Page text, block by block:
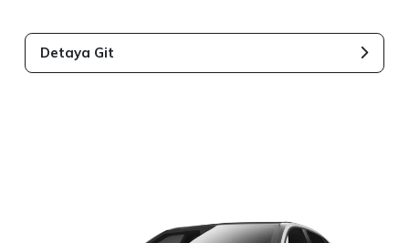
Detaya Git